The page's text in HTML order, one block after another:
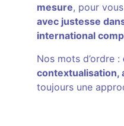
mesure, pour
avec justesse
international
Nos mots d’ordre :
contextualisation,
toujours une